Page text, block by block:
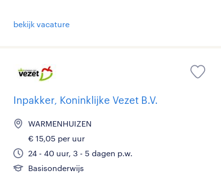
bekijk vacature
Inpakker, Koninklijke Vezet B.V.
WARMENHUIZEN
€ 15,05 per uur
24 - 40 uur, 3 - 5 dagen p.w.
Basisonderwijs